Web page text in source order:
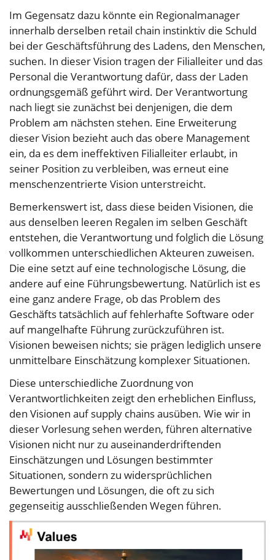
Im Gegensatz dazu könnte ein Regionalmanager
innerhalb derselben retail chain instinktiv die Schuld
bei der Geschäftsführung des Ladens, den Menschen,
suchen. In dieser Vision tragen der Filialleiter und das
Personal die Verantwortung dafür, dass der Laden
ordnungsgemäß geführt wird. Der Verantwortung
nach liegt sie zunächst bei denjenigen, die dem
Problem am nächsten stehen. Eine Erweiterung
dieser Vision bezieht auch das obere Management
ein, da es dem ineffektiven Filialleiter erlaubt, in
seiner Position zu verbleiben, was erneut eine
menschenzentrierte Vision unterstreicht.
Bemerkenswert ist, dass diese beiden Visionen, die
aus denselben leeren Regalen im selben Geschäft
entstehen, die Verantwortung und folglich die Lösung
vollkommen unterschiedlichen Akteuren zuweisen.
Die eine setzt auf eine technologische Lösung, die
andere auf eine Führungsbewertung. Natürlich ist es
eine ganz andere Frage, ob das Problem des
Geschäfts tatsächlich auf fehlerhafte Software oder
auf mangelhafte Führung zurückzuführen ist.
Visionen beweisen nichts; sie prägen lediglich unsere
unmittelbare Einschätzung komplexer Situationen.
Diese unterschiedliche Zuordnung von
Verantwortlichkeiten zeigt den erheblichen Einfluss,
den Visionen auf supply chains ausüben. Wie wir in
dieser Vorlesung sehen werden, führen alternative
Visionen nicht nur zu auseinanderdriftenden
Einschätzungen und Lösungen bestimmter
Situationen, sondern zu widersprüchlichen
Bewertungen und Lösungen, die oft zu sich
gegenseitig ausschließenden Wegen führen.